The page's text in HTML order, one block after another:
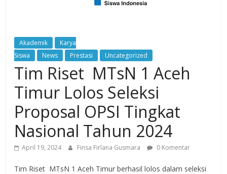
Akademik
Karya
Siswa
News Prestasi Uncategorized
Tim Riset MTsN 1 Aceh
Timur Lolos Seleksi
Proposal OPSI Tingkat
Nasional Tahun 2024
April 19, 2024 Finsa Firlana Gusmara 0 Komentar
Tim Riset MTsN 1 Aceh Timur berhasil lolos dalam seleksi